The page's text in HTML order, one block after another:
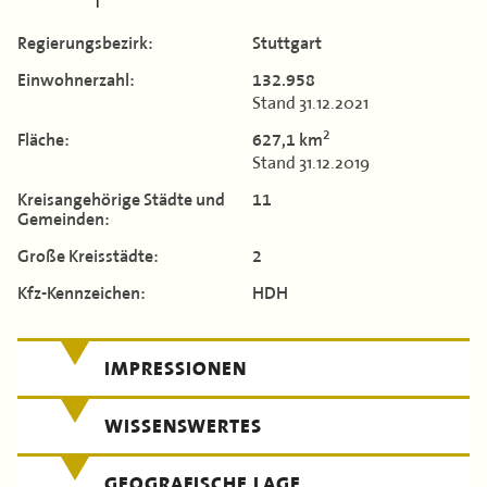
43. Landkreisversammlung
Verbandsgeschichte
Landkreis Böblingen
Landkreis Breisgau-Hochschwarzwald
Landkreis Emmendingen
Enzkreis
Landkreis Esslingen
Landkreis Göppingen
Landkreis Heidenheim
Landkreis Heilbronn
Regierungs­bezirk:
Stuttgart
Einwohner­zahl:
132.958
Stand 31.12.2021
Fläche: 627,1 km2
Stand 31.12.2019
Kreis­angehörige Städte und
Gemeinden:
11
Große Kreis­städte:
2
Kfz-Kennzeichen:
HDH
IMPRESSIONEN
WISSENSWERTES